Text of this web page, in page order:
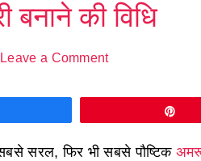
बनाने की विधि
Leave a Comment
सरल, फिर भी सबसे पौष्टिक